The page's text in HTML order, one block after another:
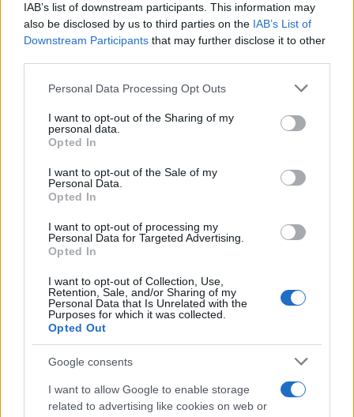
IAB’s list of downstream participants. This information may
also be disclosed by us to third parties on the IAB’s List of
Downstream Participants that may further disclose it to other
Please note that this website/app uses one or more Google
not limited to your visit or usage behaviour. You may click to
grant or deny consent to Google and its third-party tags to
use your data for below specified purposes in below Google
consent section.
Personal Data Processing Opt Outs
I want to opt-out of the Sharing of my
personal data.
Opted In
I want to opt-out of the Sale of my
Personal Data.
Opted In
I want to opt-out of processing my
Personal Data for Targeted Advertising.
Opted In
I want to opt-out of Collection, Use,
Retention, Sale, and/or Sharing of my
Personal Data that Is Unrelated with the
Purposes for which it was collected.
Opted Out
Google consents
I want to allow Google to enable storage
related to advertising like cookies on web or